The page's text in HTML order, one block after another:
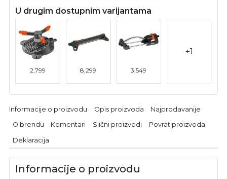
U drugim dostupnim varijantama
2,799 8,299 3,549
+1
Informacije o proizvodu Opis proizvoda Najprodavanije
O brendu Komentari Slični proizvodi Povrat proizvoda
Deklaracija
Informacije o proizvodu